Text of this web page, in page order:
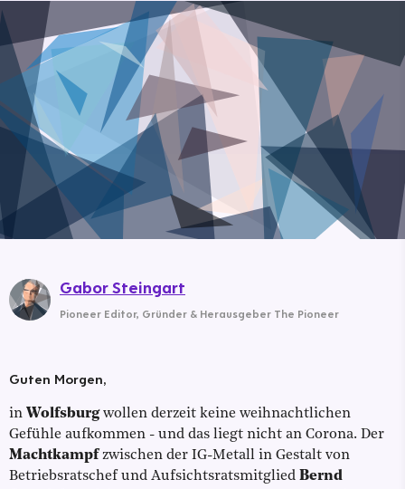
Guten Morgen,
in Wolfsburgwollen derzeit keine weihnachtlichen
Gefühle aufkommen - und das liegt nicht an Corona. Der
Machtkampfzwischen der IG-Metall in Gestalt von
Betriebsratschef und Aufsichtsratsmitglied Bernd
Gabor Steingart
Pioneer Editor, Gründer & Herausgeber The Pioneer